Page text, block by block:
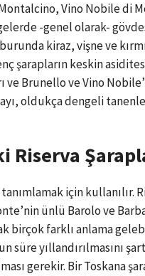
Vino Nobile di
-genel olarak-
kiraz, vişne ve
şarapların keskin
ve Brunello ve Vino
oldukça dengeli
Riserva
için kullanılır.
ünlü Barolo ve
birçok farklı anlama
yıllandırılmasını
gerekir. Bir Toskana